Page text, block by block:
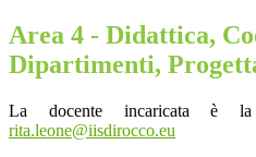
Area 4 - Didattica,
Dipartimenti,
La docente incaricata è
rita.leone@iisdirocco.eu